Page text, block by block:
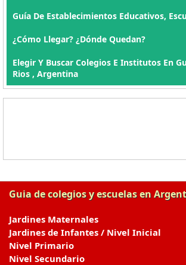
Guía De Establecimientos Educativos,
¿Cómo Llegar? ¿Dónde Quedan?
Elegir Y Buscar Colegios E Institutos En
Rios , Argentina
Guia de colegios y escuelas en
Jardines Maternales
Jardines de Infantes / Nivel Inicial
Nivel Primario
Nivel Secundario